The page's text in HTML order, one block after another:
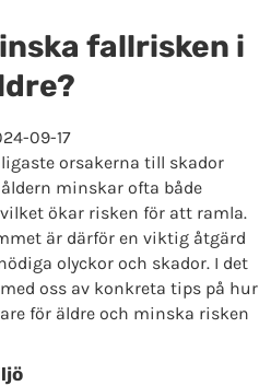
fallrisken i
09-17
orsakerna till skador
minskar ofta både
ökar risken för att ramla.
är därför en viktig åtgärd
olyckor och skador. I det
oss av konkreta tips på hur
för äldre och minska risken